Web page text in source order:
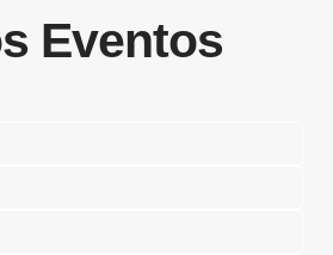
Eventos